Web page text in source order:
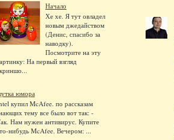
Начало
Хе хе. Я тут овладел
новым джедайством
(Денис, спасибо за
наводку).
Посмотрите на эту
На первый взгляд
юмора
купил McAfee. по рассказам
тему все было вот так: -
Нам нужен антивирус. Купите
нибудь McAfee. Вечером: ...